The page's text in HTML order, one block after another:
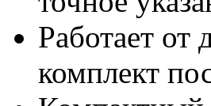
Работает
комплект